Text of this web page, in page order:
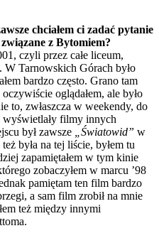
chciałem ci zadać pytanie
z Bytomiem?
czyli przez całe liceum,
W Tarnowskich Górach było
bardzo często. Grano tam
oglądałem, ale było
to, zwłaszcza w weekendy, do
filmy innych
był zawsze
„Światowid” w
była na tej liście, byłem tu
zapamiętałem w tym kinie
zobaczyłem w marcu ’98
pamiętam ten film bardzo
a sam film zrobił na mnie
też między innymi